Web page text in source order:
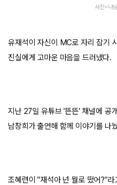
사진=나
유재석이 자신이 MC로 자리 잡기
진실에게 고마운 마음을 드러냈다.
지난 27일 유튜브 '뜬뜬' 채널에 공
남창희가 출연해 함께 이야기를 나
조혜련이 "재석아 넌 뭘로 떴어?"